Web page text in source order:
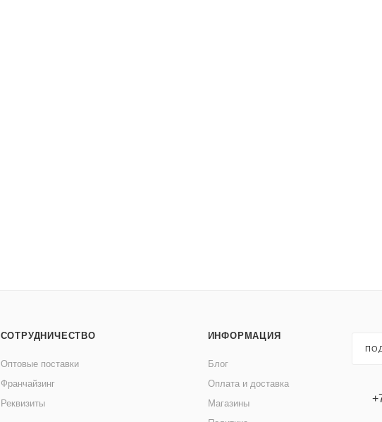
СОТРУДНИЧЕСТВО
Оптовые поставки
Франчайзинг
Реквизиты
ИНФОРМАЦИЯ
Блог
Оплата и доставка
Магазины